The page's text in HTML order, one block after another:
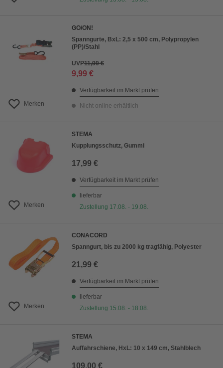
Merken
GO/ON!
Spanngurte, BxL: 2,5 x 500 cm, Polypropylen
(PP)/Stahl
UVP11,99 €
9,99 €
Verfügbarkeit im Markt prüfen
Nicht online erhältlich
Merken
STEMA
Kupplungsschutz, Gummi
17,99 €
Verfügbarkeit im Markt prüfen
lieferbar
Zustellung 17.08. - 19.08.
Merken
CONACORD
Spanngurt, bis zu 2000 kg tragfähig, Polyester
21,99 €
Verfügbarkeit im Markt prüfen
lieferbar
Zustellung 15.08. - 18.08.
STEMA
Auffahrschiene, HxL: 10 x 149 cm, Stahlblech
109,00 €